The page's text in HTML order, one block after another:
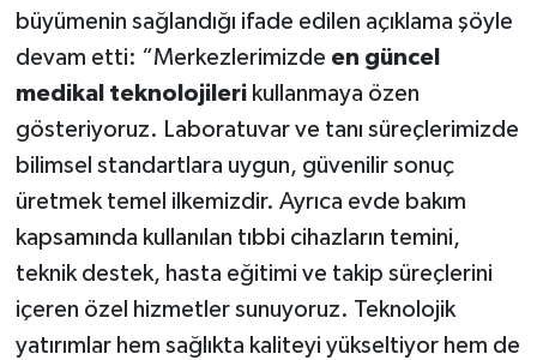
büyümenin sağlandığı ifade edilen açıklama şöyle
devam etti: “Merkezlerimizde en güncel
medikal teknolojilerikullanmaya özen
gösteriyoruz. Laboratuvar ve tanı süreçlerimizde
bilimsel standartlara uygun, güvenilir sonuç
üretmek temel ilkemizdir. Ayrıca evde bakım
kapsamında kullanılan tıbbi cihazların temini,
teknik destek, hasta eğitimi ve takip süreçlerini
içeren özel hizmetler sunuyoruz. Teknolojik
yatırımlar hem sağlıkta kaliteyi yükseltiyor hem de